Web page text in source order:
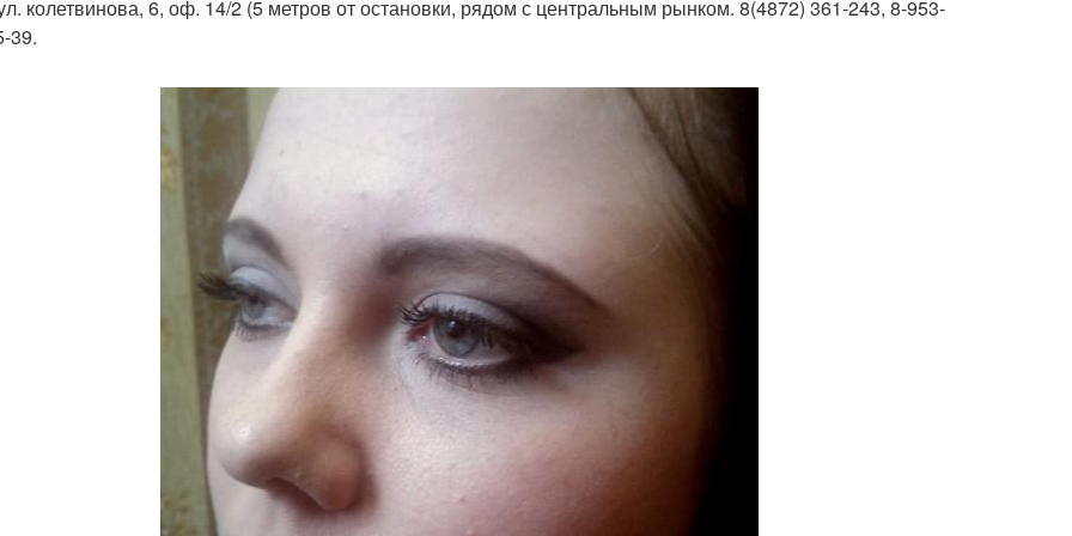
колетвинова, 6, оф. 14/2 (5 метров от остановки, рядом с центральным рынком. 8(4872) 361-243, 8-953-
39.